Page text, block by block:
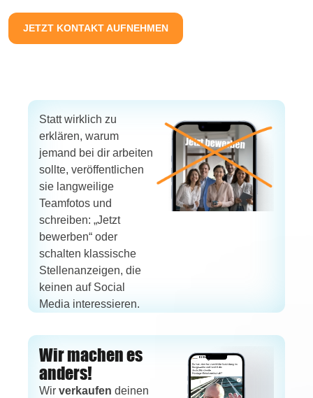
JETZT KONTAKT AUFNEHMEN
Statt wirklich zu
erklären, warum
jemand bei dir arbeiten
sollte, veröffentlichen
sie langweilige
Teamfotos und
schreiben: „Jetzt
bewerben“ oder
schalten klassische
Stellenanzeigen, die
keinen auf Social
Media interessieren.
Wir machen es
anders!
Wir verkaufen deinen